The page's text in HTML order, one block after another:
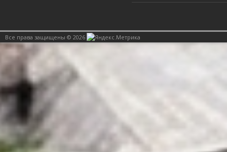
Все права защищены © 2026